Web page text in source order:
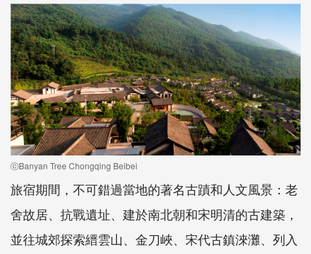
ⓒBanyan Tree Chongqing Beibei
旅宿期間，不可錯過當地的著名古蹟和人文風景：老
舍故居、抗戰遺址、建於南北朝和宋明清的古建築，
並往城郊探索縉雲山、金刀峽、宋代古鎮淶灘、列入